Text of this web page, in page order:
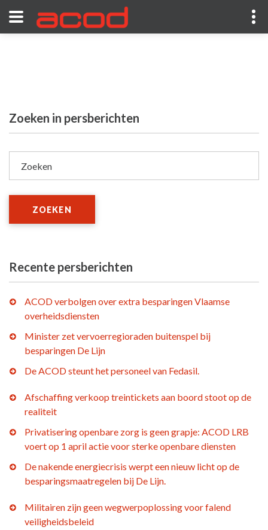
Zoeken in persberichten
Zoeken
ZOEKEN
Recente persberichten
ACOD verbolgen over extra besparingen Vlaamse
overheidsdiensten
Minister zet vervoerregioraden buitenspel bij
besparingen De Lijn
De ACOD steunt het personeel van Fedasil.
Afschaffing verkoop treintickets aan boord stoot op de
realiteit
Privatisering openbare zorg is geen grapje: ACOD LRB
voert op 1 april actie voor sterke openbare diensten
De nakende energiecrisis werpt een nieuw licht op de
besparingsmaatregelen bij De Lijn.
Militairen zijn geen wegwerpoplossing voor falend
veiligheidsbeleid